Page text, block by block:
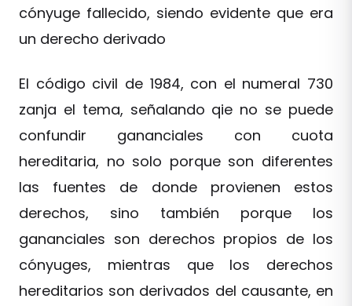
cónyuge fallecido, siendo evidente que era
un derecho derivado
El código civil de 1984, con el numeral 730
zanja el tema, señalando qie no se puede
confundir gananciales con cuota
hereditaria, no solo porque son diferentes
las fuentes de donde provienen estos
derechos, sino también porque los
gananciales son derechos propios de los
cónyuges, mientras que los derechos
hereditarios son derivados del causante, en